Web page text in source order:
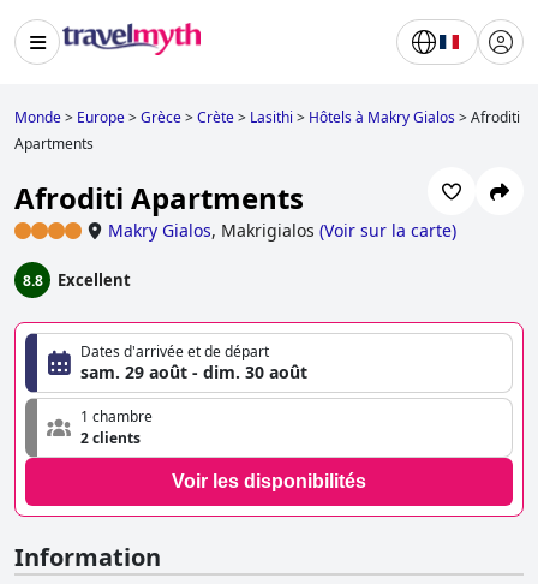
Monde> Europe>Grèce>Crète> Lasithi > Hôtels à Makry Gialos>Afroditi
Apartments
Afroditi Apartments
Makry Gialos, Makrigialos (Voir sur la carte)
8.8 Excellent
Dates d'arrivée et de départ
sam. 29 août - dim. 30 août
1 chambre
2 clients
Voir les disponibilités
Information